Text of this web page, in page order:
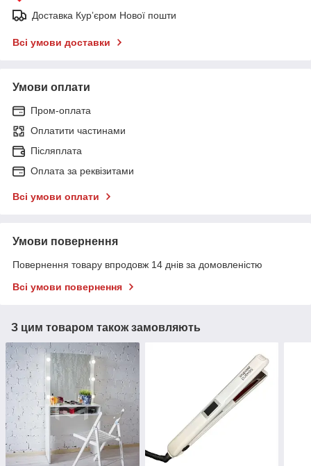
Доставка Курʼєром Нової пошти
Всі умови доставки
Умови оплати
Пром-оплата
Оплатити частинами
Післяплата
Оплата за реквізитами
Всі умови оплати
Умови повернення
Повернення товару впродовж 14 днів за домовленістю
Всі умови повернення
З цим товаром також замовляють